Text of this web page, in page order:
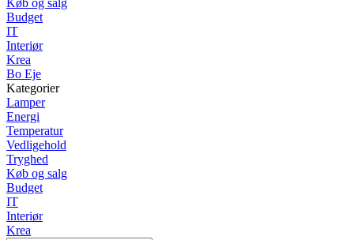
Køb og salg
Budget
IT
Interiør
Krea
Bo Eje
Kategorier
Lamper
Energi
Temperatur
Vedligehold
Tryghed
Køb og salg
Budget
IT
Interiør
Krea